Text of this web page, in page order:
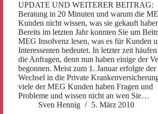
UPDATE UND WEITERER
Beratung in 20 Minuten und warum die
Kunden nicht wissen, was sie gekauft
Bereits im letzten Jahr konnten Sie um
MEG Insolvenz lesen, was es für Kunden
Interessenten bedeutet. In letzter zeit
die Anfragen, denn nun haben einige der
begonnen. Meist zum 1. Januar erfolgte der
Wechsel in die Private
viele der MEG Kunden haben Fragen und
Probleme und wissen nicht an wen Sie…
Sven Hennig
5. März 2010